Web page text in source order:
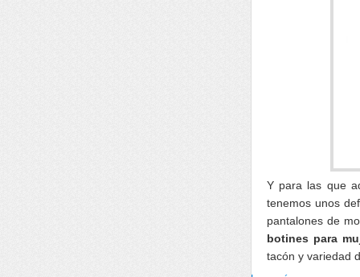
Y para las que
tenemos unos
pantalones de
botines para
tacón y variedad